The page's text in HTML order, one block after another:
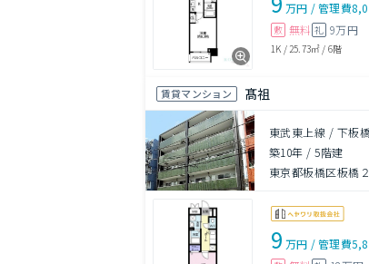
万円 /管理費
敷 無料 礼 9万円
1K / 25.73㎡ / 6階
賃貸マンション 髙祖
東武東上線 / 下板
築10年 /5階建
東京都板橋区板橋
9 万円 /管理費